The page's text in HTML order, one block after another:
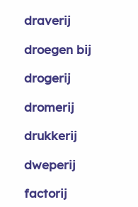
draverij
droegen bij
drogerij
dromerij
drukkerij
dweperij
factorij